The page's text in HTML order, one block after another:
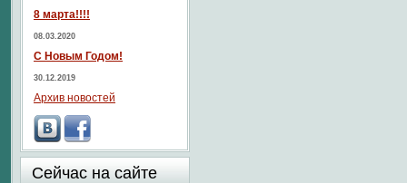
8 марта!!!!
08.03.2020
С Новым Годом!
30.12.2019
Архив новостей
Сейчас на сайте